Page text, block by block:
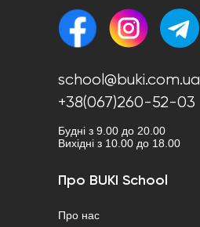
school@buki.com.ua
+38(067)260-52-03
Будні з 9.00 до 20.00
Вихідні з 10.00 до 18.00
Про BUKI School
Про нас